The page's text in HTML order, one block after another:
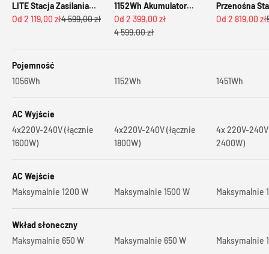
LITE Stacja Zasilania
1600W 1056Wh
Cena promocyjna
Od 2 119,00 złCena regularna
4 599,00 zł
1152Wh Akumulator
LiFePO4 ALLPOWERS
R1500
Cena promocyjna
Od 2 399,00 zł
Cena regularna
4 599,00 zł
Przenośna
Zasilania
Cena
Od 2 819,00 zł
Pojemność
1056Wh
1152Wh 1451Wh
AC Wyjście
4x220V-240V (łącznie
1600W)
4x220V-240V (łącznie
1800W)
4x 220V-
2400W)
AC Wejście
Maksymalnie 1200 W
Maksymalnie 1500 W Maksymalnie
Wkład słoneczny
Maksymalnie 650 W
Maksymalnie 650 W Maksymalnie